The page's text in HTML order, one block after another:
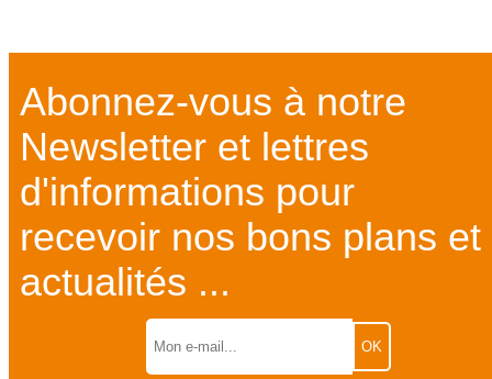
Abonnez-vous à notre
Newsletter et lettres
d'informations pour
recevoir nos bons plans et
actualités ...